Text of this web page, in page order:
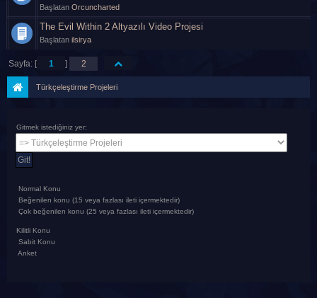
Başlatan Orcuncharted
The Evil Within 2 Altyazılı Video Projesi
Başlatan ilsirya
Sayfa: [ 1 ] 2
Türkçeleştirme Projeleri
Gitmek istediğiniz yer:
Normal Konu
Beğenilen konu (15 veya fazlası ileti içermektedir)
Çok beğenilen konu (25 veya fazlası ileti içermektedir)
Kilitli Konu
Sabit Konu
Anket